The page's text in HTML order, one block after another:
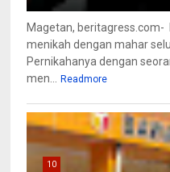
Magetan, beritagress.com-
menikah dengan mahar
Pernikahanya dengan
men... Readmore
10